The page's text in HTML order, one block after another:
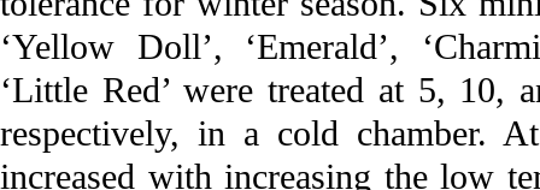
‘Yellow Doll’, ‘Emerald’,
‘Little Red’ were treated at 5, 10,
respectively, in a cold chamber.
increased with increasing the low